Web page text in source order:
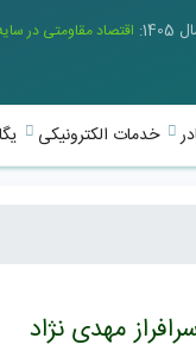
اقتصاد مقاومتی در
خدمات الکترونیکی
مهدی نژاد